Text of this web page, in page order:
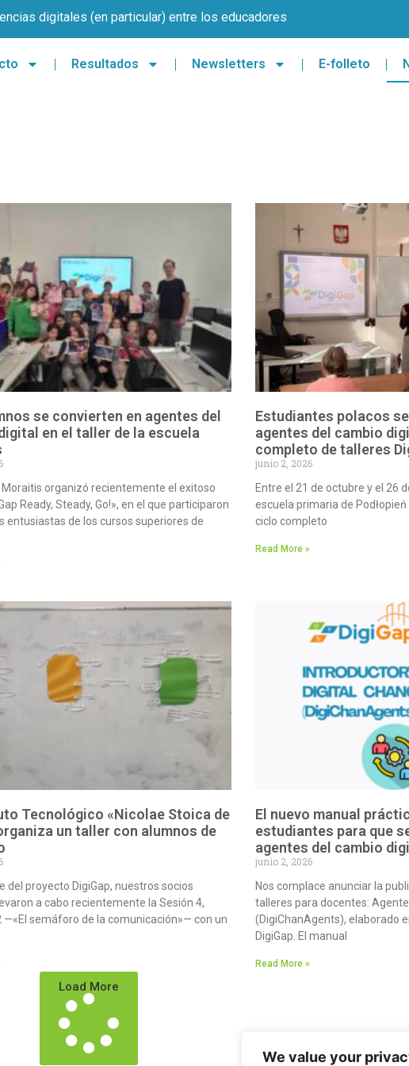
We value your
digitales (en particular) entre los educadores
Resultados Newsletters E-folleto
se convierten en agentes del
en el taller de la escuela
Moraitis organizó recientemente el exitoso
Ready, Steady, Go!», en el que participaron
entusiastas de los cursos superiores de
Estudiantes polacos
agentes del cambio
completo de talleres
junio 2, 2026
Entre el 21 de octubre y el 26
escuela primaria de
ciclo completo
Read More »
Tecnológico «Nicolae Stoica de
un taller con alumnos de
del proyecto DigiGap, nuestros socios
a cabo recientemente la Sesión 4,
—«El semáforo de la comunicación»— con un
El nuevo manual
estudiantes para que
agentes del cambio
junio 2, 2026
Nos complace anunciar la
talleres para docentes:
(DigiChanAgents), elaborado
DigiGap. El manual
Read More »
Load More